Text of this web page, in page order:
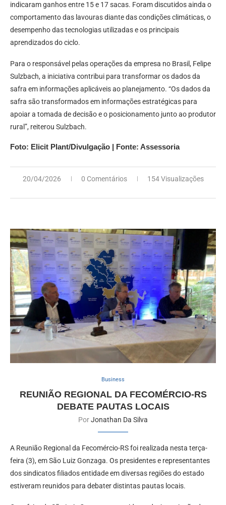
indicaram ganhos entre 15 e 17 sacas. Foram discutidos ainda o
comportamento das lavouras diante das condições climáticas, o
desempenho das tecnologias utilizadas e os principais
aprendizados do ciclo.
Para o responsável pelas operações da empresa no Brasil, Felipe
Sulzbach, a iniciativa contribui para transformar os dados da
safra em informações aplicáveis ao planejamento. “Os dados da
safra são transformados em informações estratégicas para
apoiar a tomada de decisão e o posicionamento junto ao produtor
rural”, reiterou Sulzbach.
Foto: Elicit Plant/Divulgação | Fonte: Assessoria
20/04/2026 0 Comentários 154 Visualizações
Business
REUNIÃO REGIONAL DA FECOMÉRCIO-RS
DEBATE PAUTAS LOCAIS
PorJonathan Da Silva
A Reunião Regional da Fecomércio-RS foi realizada nesta terça-
feira (3), em São Luiz Gonzaga. Os presidentes e representantes
dos sindicatos filiados entidade em diversas regiões do estado
estiveram reunidos para debater distintas pautas locais.